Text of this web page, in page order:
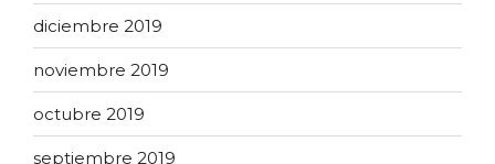
diciembre 2019
noviembre 2019
octubre 2019
septiembre 2019